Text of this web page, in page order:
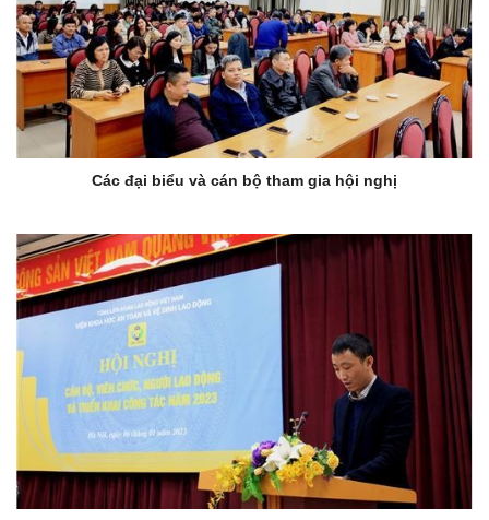
Các đại biểu và cán bộ tham gia hội nghị